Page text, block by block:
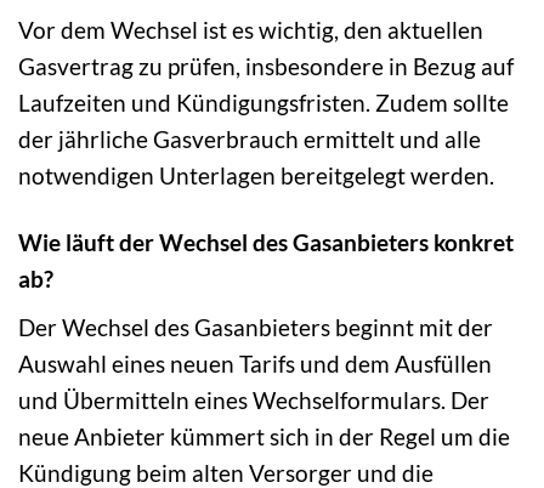
Vor dem Wechsel ist es wichtig, den aktuellen
Gasvertrag zu prüfen, insbesondere in Bezug auf
Laufzeiten und Kündigungsfristen. Zudem sollte
der jährliche Gasverbrauch ermittelt und alle
notwendigen Unterlagen bereitgelegt werden.
Wie läuft der Wechsel des Gasanbieters konkret
ab?
Der Wechsel des Gasanbieters beginnt mit der
Auswahl eines neuen Tarifs und dem Ausfüllen
und Übermitteln eines Wechselformulars. Der
neue Anbieter kümmert sich in der Regel um die
Kündigung beim alten Versorger und die